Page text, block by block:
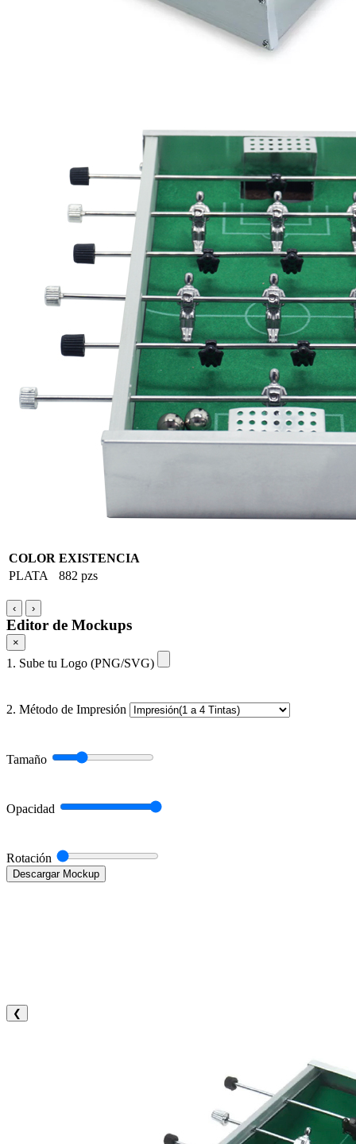
COLOR EXISTENCIA
PLATA
882 pzs
‹ ›
Editor de Mockups
×
1. Sube tu Logo (PNG/SVG)
2. Método de Impresión
Tamaño
Opacidad
Rotación
Descargar Mockup
❮